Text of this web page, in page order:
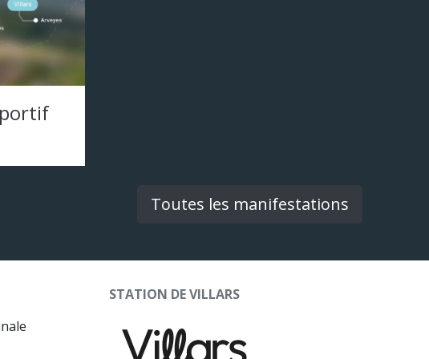
Toutes les manifestations
STATION DE VILLARS